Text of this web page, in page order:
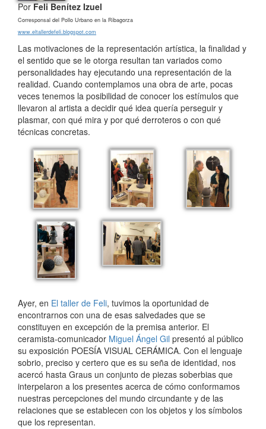
PorFeli Benítez Izuel
Corresponsal del Pollo Urbano en la Ribagorza
www.eltallerdefeli.blogspot.com
Las motivaciones de la representación artística, la finalidad y
el sentido que se le otorga resultan tan variados como
personalidades hay ejecutando una representación de la
realidad. Cuando contemplamos una obra de arte, pocas
veces tenemos la posibilidad de conocer los estímulos que
llevaron al artista a decidir qué idea quería perseguir y
plasmar, con qué mira y por qué derroteros o con qué
técnicas concretas.
Ayer, en El taller de Feli, tuvimos la oportunidad de
encontrarnos con una de esas salvedades que se
constituyen en excepción de la premisa anterior. El
ceramista-comunicador Miguel Ángel Gil presentó al público
su exposición POESÍA VISUAL CERÁMICA. Con el lenguaje
sobrio, preciso y certero que es su seña de identidad, nos
acercó hasta Graus un conjunto de piezas soberbias que
interpelaron a los presentes acerca de cómo conformamos
nuestras percepciones del mundo circundante y de las
relaciones que se establecen con los objetos y los símbolos
que los representan.